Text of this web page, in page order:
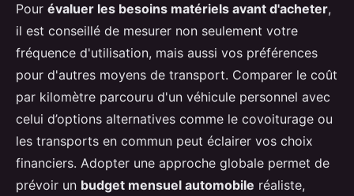
Pour évaluer les besoins matériels avant d'acheter,
il est conseillé de mesurer non seulement votre
fréquence d'utilisation, mais aussi vos préférences
pour d'autres moyens de transport. Comparer le coût
par kilomètre parcouru d'un véhicule personnel avec
celui d’options alternatives comme le covoiturage ou
les transports en commun peut éclairer vos choix
financiers. Adopter une approche globale permet de
prévoir un budget mensuel automobile réaliste,